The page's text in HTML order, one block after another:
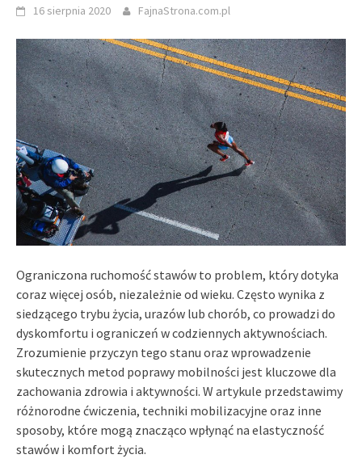
16 sierpnia 2020 FajnaStrona.com.pl
Ograniczona ruchomość stawów to problem, który dotyka
coraz więcej osób, niezależnie od wieku. Często wynika z
siedzącego trybu życia, urazów lub chorób, co prowadzi do
dyskomfortu i ograniczeń w codziennych aktywnościach.
Zrozumienie przyczyn tego stanu oraz wprowadzenie
skutecznych metod poprawy mobilności jest kluczowe dla
zachowania zdrowia i aktywności. W artykule przedstawimy
różnorodne ćwiczenia, techniki mobilizacyjne oraz inne
sposoby, które mogą znacząco wpłynąć na elastyczność
stawów i komfort życia.